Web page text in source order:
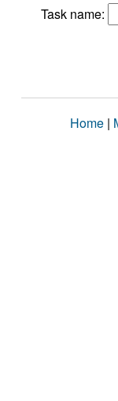
Task name:
Home |